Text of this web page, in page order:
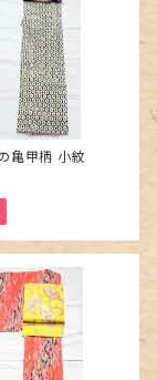
亀甲柄 小紋